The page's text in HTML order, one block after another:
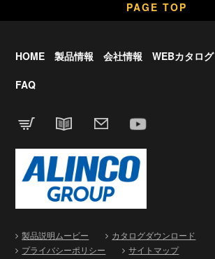
PAGE TOP
HOME 製品情報 会社情報 WEBカタログ
FAQ
製品説明ムービー
カタログダウンロード
プライバシーポリシー
サイトマップ